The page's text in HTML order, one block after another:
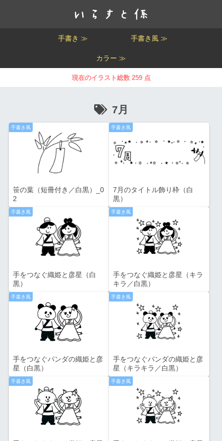
手書き ≫ 手書き風 ≫
カラー ≫
現在のイラスト総数 259 点
7月
手書き風
笹の葉（短冊付き／白黒）_0
2
手書き風
7月のタイトル飾り枠（白
黒）
手書き風
手をつなぐ織姫と彦星（白
黒）
手書き風
手をつなぐ織姫と彦星（キラ
キラ／白黒）
手書き風
手をつなぐパンダの織姫と彦
星（白黒）
手書き風
手をつなぐパンダの織姫と彦
星（キラキラ／白黒）
手書き風 手書き風